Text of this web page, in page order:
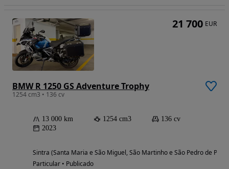
BMW R 1250 GS Adventure Trophy
1254 cm3 • 136 cv
13 000 km 1254 cm3
136 cv
2023
Sintra (Santa Maria e São Miguel, São Martinho e São Pedro de
Particular • Publicado
21 700 EUR